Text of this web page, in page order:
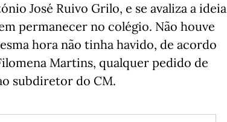
José Ruivo Grilo, e se avaliza a ideia
permanecer no colégio. Não houve
hora não tinha havido, de acordo
Martins, qualquer pedido de
subdiretor do CM.